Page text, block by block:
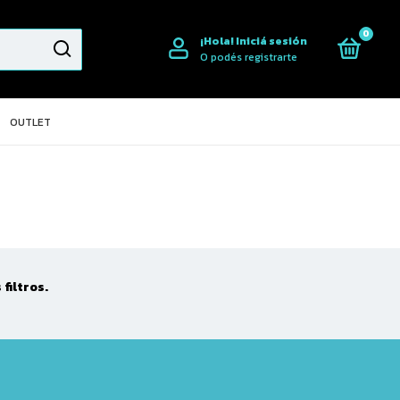
¡Hola!Iniciá sesión
O podés registrarte
0
OUTLET
filtros.